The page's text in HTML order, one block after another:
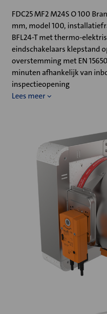
FDC25 MF2 M24S O 100
mm, model 100,
BFL24-T met thermo-
eindschakelaars klepstand
overstemming met EN
minuten afhankelijk van
inspectieopening
Lees meer